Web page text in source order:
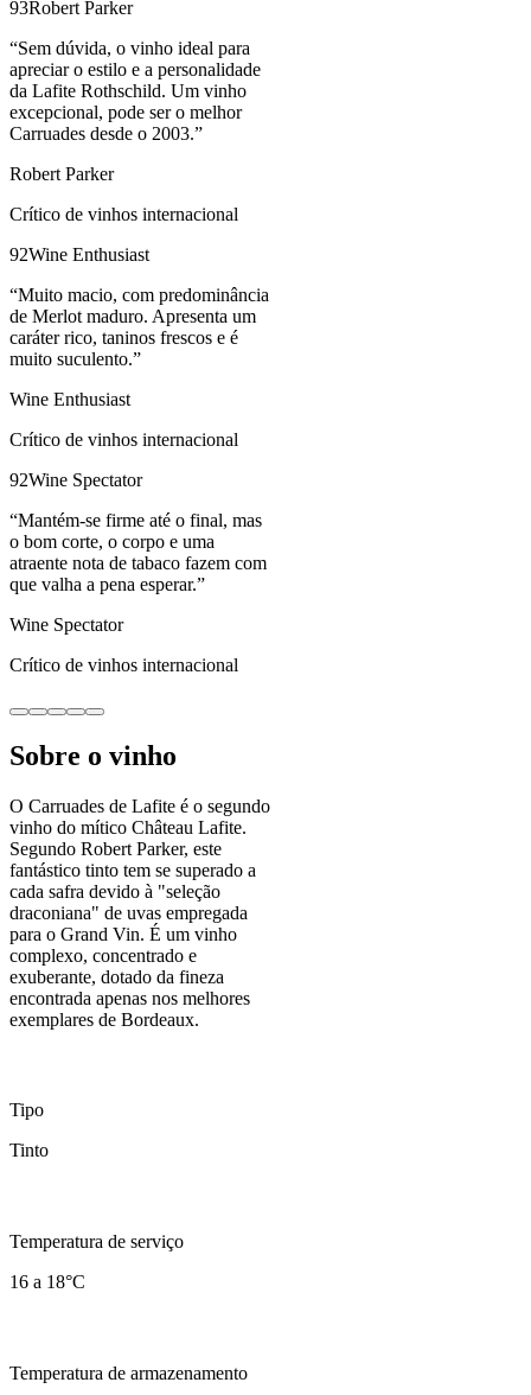
93Robert Parker
“Sem dúvida, o vinho ideal para
apreciar o estilo e a personalidade
da Lafite Rothschild. Um vinho
excepcional, pode ser o melhor
Carruades desde o 2003.”
Robert Parker
Crítico de vinhos internacional
92Wine Enthusiast
“Muito macio, com predominância
de Merlot maduro. Apresenta um
caráter rico, taninos frescos e é
muito suculento.”
Wine Enthusiast
Crítico de vinhos internacional
92Wine Spectator
“Mantém-se firme até o final, mas
o bom corte, o corpo e uma
atraente nota de tabaco fazem com
que valha a pena esperar.”
Wine Spectator
Crítico de vinhos internacional
Sobre o vinho
O Carruades de Lafite é o segundo
vinho do mítico Château Lafite.
Segundo Robert Parker, este
fantástico tinto tem se superado a
cada safra devido à "seleção
draconiana" de uvas empregada
para o Grand Vin. É um vinho
complexo, concentrado e
exuberante, dotado da fineza
encontrada apenas nos melhores
exemplares de Bordeaux.
Tipo
Tinto
Temperatura de serviço
16 a 18°C
Temperatura de armazenamento